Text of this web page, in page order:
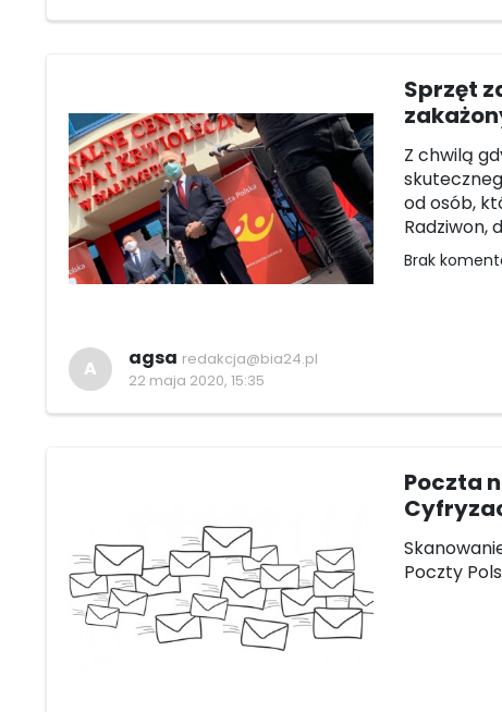
Sprzęt
Z chwilą
od osób,
Radziwon,
Brak
A agsa redakcja@bia24.pl
22 maja 2020, 15:35
Poczta
Poczty